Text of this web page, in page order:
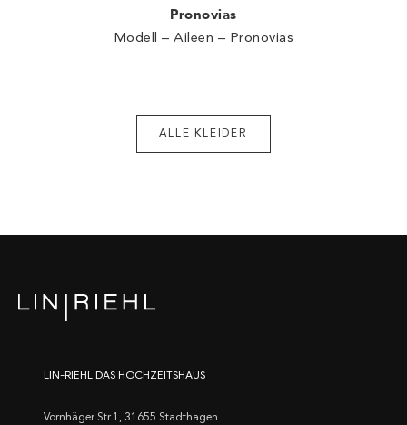
Pronovias
Modell – Aileen – Pronovias
ALLE KLEIDER
LIN-RIEHL DAS HOCHZEITSHAUS
Vornhäger Str.1, 31655 Stadthagen